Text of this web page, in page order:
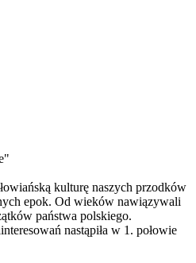
kulturę naszych przodków
epok. Od wieków nawiązywali
państwa polskiego.
nastąpiła w 1. połowie